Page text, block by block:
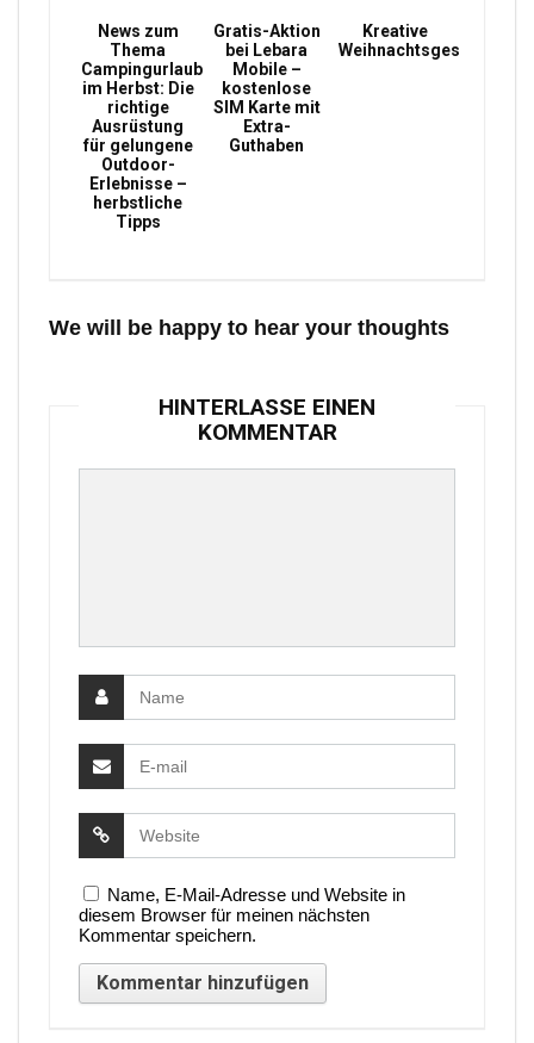
News zum
Thema
Campingurlaub
im Herbst: Die
richtige
Ausrüstung
für gelungene
Outdoor-
Erlebnisse –
herbstliche
Tipps
Gratis-Aktion
bei Lebara
Mobile –
kostenlose
SIM Karte mit
Extra-
Guthaben
Kreative
Weihnachtsgeschenke
We will be happy to hear your thoughts
HINTERLASSE EINEN
KOMMENTAR
Name, E-Mail-Adresse und Website in
diesem Browser für meinen nächsten
Kommentar speichern.